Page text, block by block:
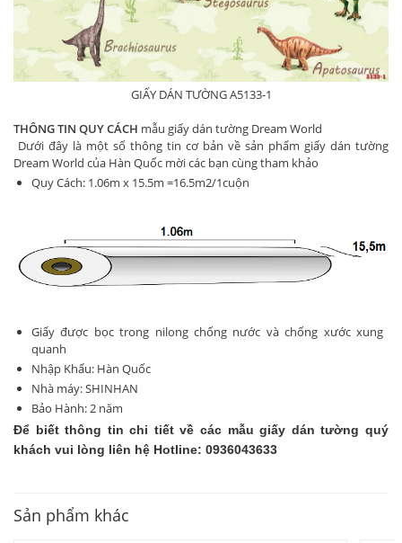
GIẤY DÁN TƯỜNG A5133-1
THÔNG TIN QUY CÁCH mẫu giấy dán tường Dream World
Dưới đây là một số thông tin cơ bản về sản phẩm giấy dán tường
Dream World của Hàn Quốc mời các bạn cùng tham khảo
Quy Cách: 1.06m x 15.5m =16.5m2/1cuộn
Giấy được bọc trong nilong chống nước và chống xước xung
quanh
Nhập Khẩu: Hàn Quốc
Nhà máy: SHINHAN
Bảo Hành: 2 năm
Để biết thông tin chi tiết về các mẫu giấy dán tường quý
khách vui lòng liên hệ Hotline: 0936043633
Sản phẩm khác